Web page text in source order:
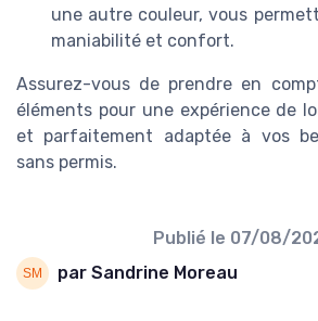
une autre couleur, vous
maniabilité et confort.
Assurez-vous de prendre en
éléments pour une expérience de
et parfaitement adaptée à vos
sans permis.
Publié le 07/08/
par Sandrine Moreau